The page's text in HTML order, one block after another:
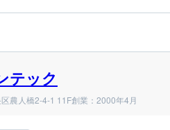
テック
農人橋2-4-1 11F創業：2000年4月